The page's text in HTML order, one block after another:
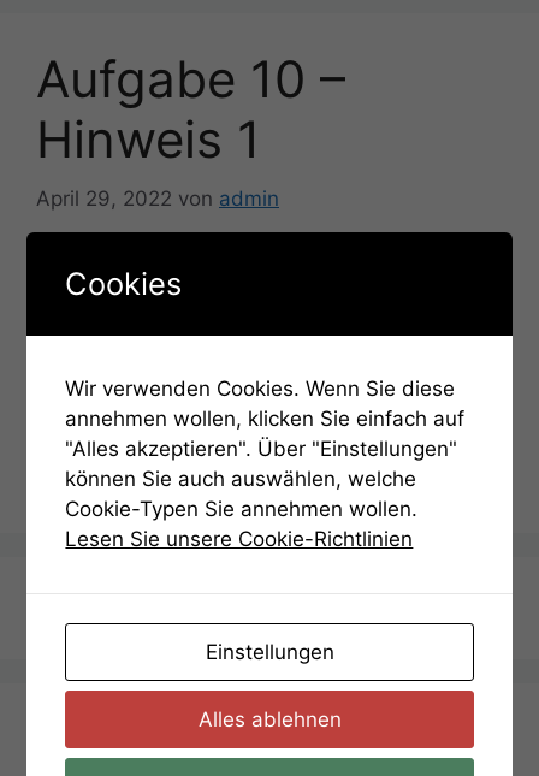
Aufgabe 10 –
Hinweis 1
April 29, 2022 von admin
Der kleine, goldene Stein befindet sich im
Boden. Es ist ein sogenannter Stolperstein, der
auf die Deportation von Juden hinweist.
Kategorien
Hinweise
Aufgabe 9 – Lösung
Aufgabe 10 – Lösung
Cookies
Wir verwenden Cookies. Wenn Sie diese
annehmen wollen, klicken Sie einfach auf
"Alles akzeptieren". Über "Einstellungen"
können Sie auch auswählen, welche
Cookie-Typen Sie annehmen wollen.
Lesen Sie unsere Cookie-Richtlinien
Einstellungen
Alles ablehnen